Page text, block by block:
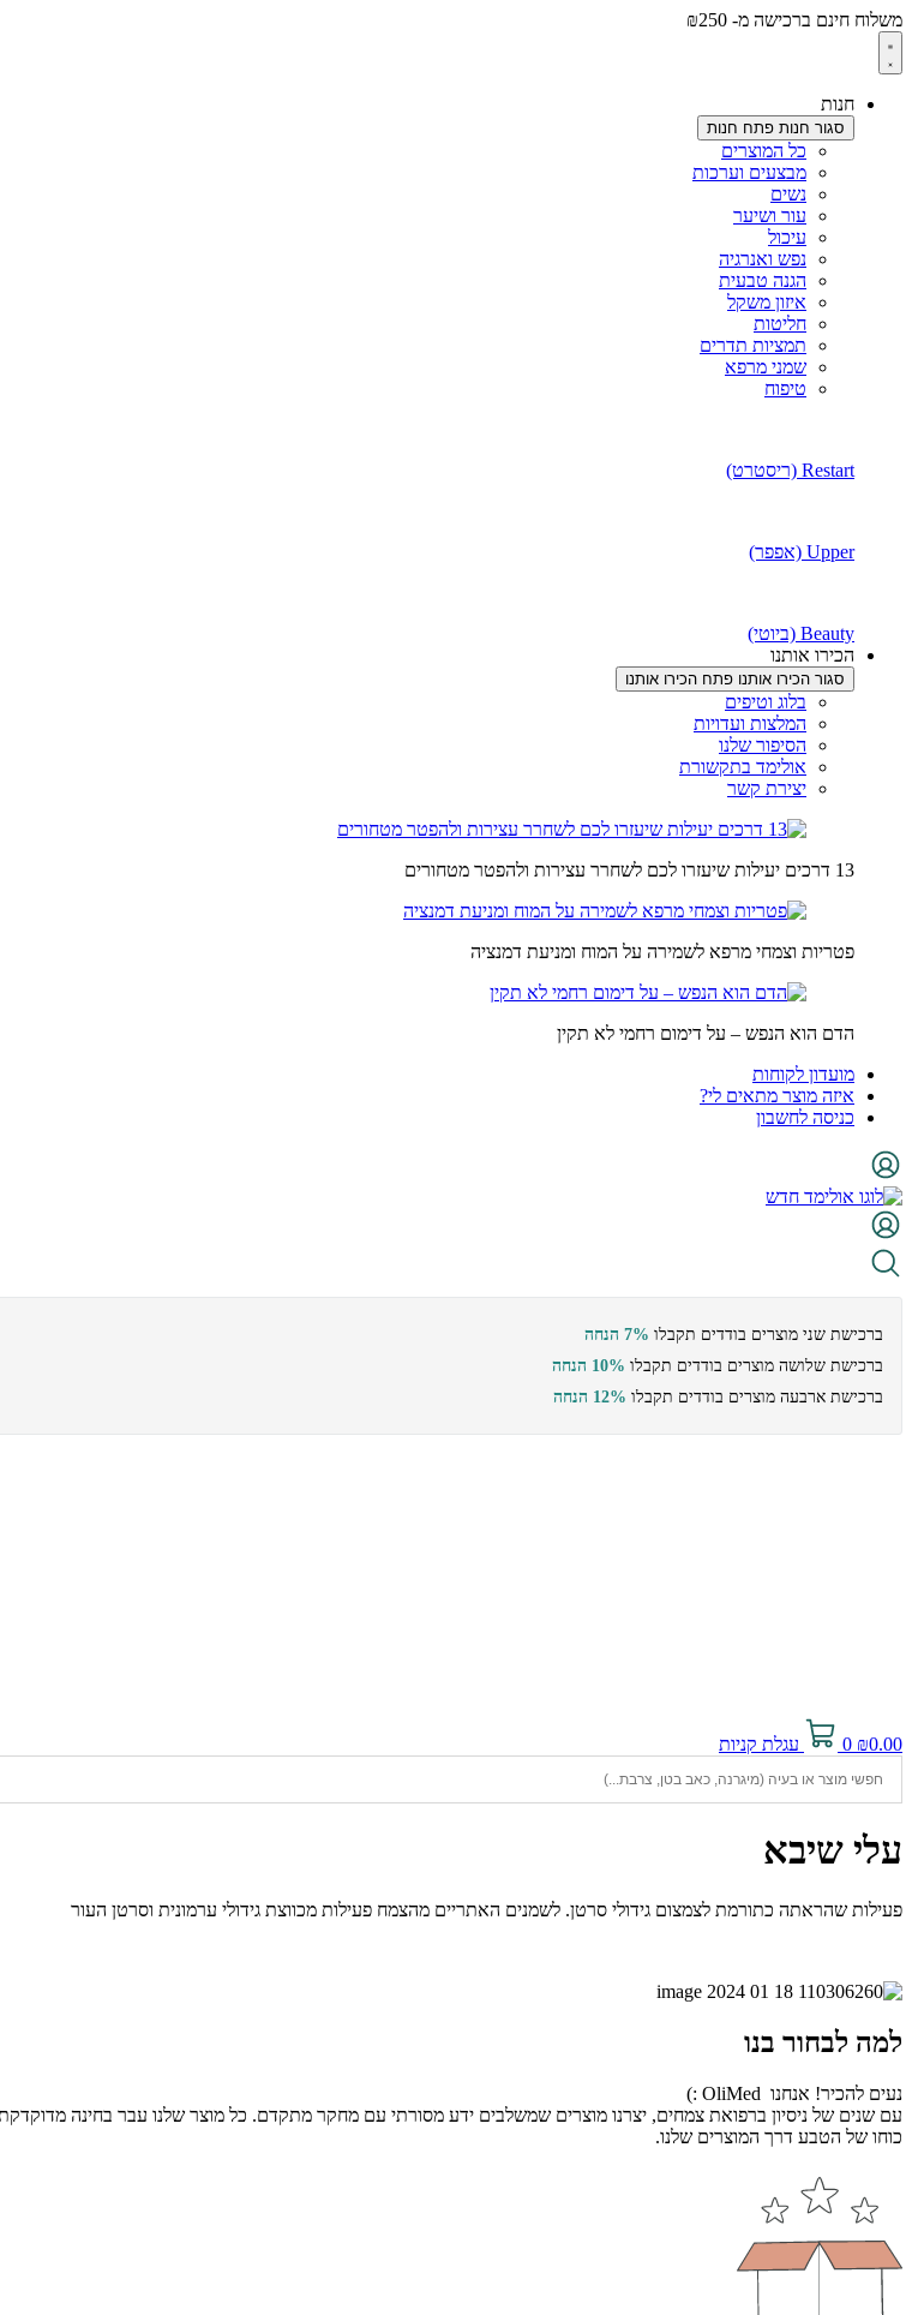
לתוכן
משלוח חינם ברכישה מ- ₪250
חנות
סגור חנות פתח חנות
כל המוצרים
מבצעים וערכות
נשים
עור ושיער
עיכול
נפש ואנרגיה
הגנה טבעית
איזון משקל
חליטות
תמציות תדרים
שמני מרפא
טיפוח
Restart (ריסטרט)
Upper (אפפר)
Beauty (ביוטי)
הכירו אותנו
סגור הכירו אותנו פתח הכירו אותנו
בלוג וטיפים
המלצות ועדויות
הסיפור שלנו
אולימד בתקשורת
יצירת קשר
13 דרכים יעילות שיעזרו לכם לשחרר עצירות ולהפטר מטחורים
פטריות וצמחי מרפא לשמירה על המוח ומניעת דמנציה
הדם הוא הנפש – על דימום רחמי לא תקין
מועדון לקוחות
איזה מוצר מתאים לי?
כניסה לחשבון
ברכישת שני מוצרים בודדים תקבלו 7% הנחה
ברכישת שלושה מוצרים בודדים תקבלו 10% הנחה
ברכישת ארבעה מוצרים בודדים תקבלו 12% הנחה
₪0.00
0 עגלת קניות
עלי שיבא
פעילות שהראתה כתורמת לצמצום גידולי סרטן. לשמנים האתריים מהצמח פעילות מכווצת גידולי ערמונית וסרטן העור
למה לבחור בנו
נעים להכיר! אנחנו OliMed :)
עם שנים של ניסיון ברפואת צמחים, יצרנו מוצרים שמשלבים ידע מסורתי עם מחקר מתקדם. כל מוצר שלנו עבר בחינה
כוחו של הטבע דרך המוצרים שלנו.